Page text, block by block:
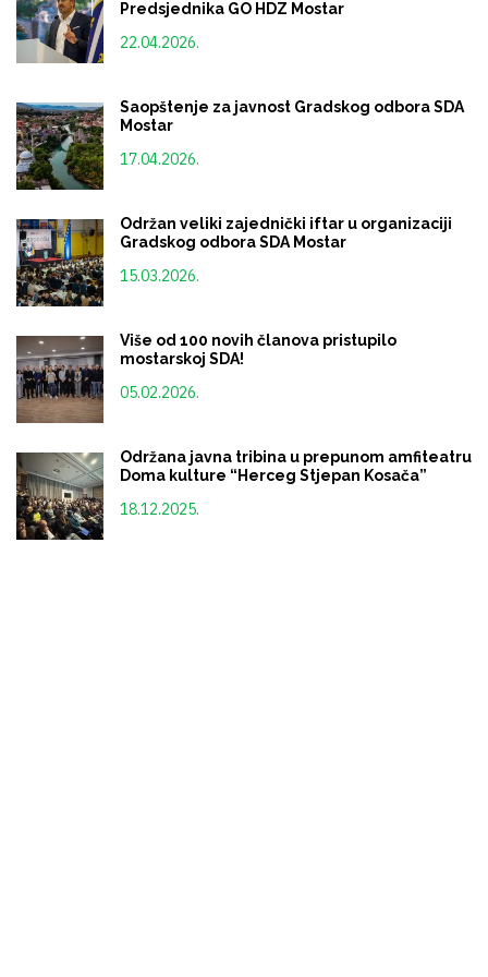
Predsjednika GO HDZ Mostar
22.04.2026.
Saopštenje za javnost Gradskog odbora SDA
Mostar
17.04.2026.
Održan veliki zajednički iftar u organizaciji
Gradskog odbora SDA Mostar
15.03.2026.
Više od 100 novih članova pristupilo
mostarskoj SDA!
05.02.2026.
Održana javna tribina u prepunom amfiteatru
Doma kulture “Herceg Stjepan Kosača”
18.12.2025.